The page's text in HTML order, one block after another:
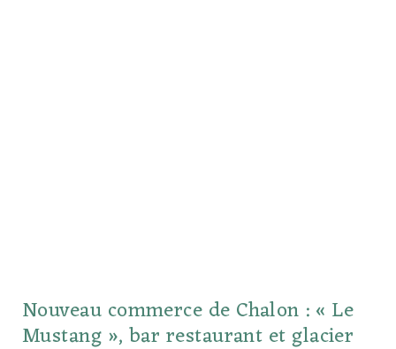
Nouveau commerce de Chalon : « Le
Mustang », bar restaurant et glacier